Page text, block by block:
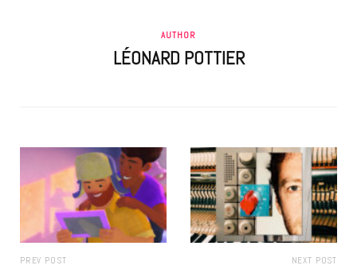
AUTHOR
LÉONARD POTTIER
PREV POST NEXT POST